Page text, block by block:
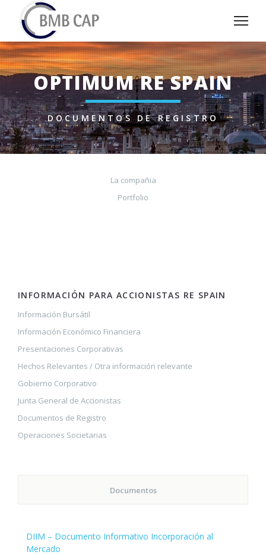
OPTIMUM RE SPAIN
DOCUMENTOS DE REGISTRO
La compañia
Portfolio
INFORMACIÓN PARA ACCIONISTAS RE SPAIN
Información Bursátil
Información Económico Financiera
Presentaciones Corporativas
Hechos Relevantes / Otra información relevante
Gobierno Corporativo
Junta General de Accionistas
Documentos de Registro
Operaciones Societarias
Documentos
DIIM – Documento Informativo Incorporación al
Mercado